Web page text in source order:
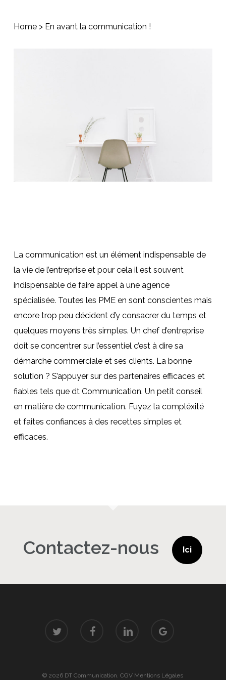
Home> En avant la communication !
La communication est un élément indispensable de
la vie de l’entreprise et pour cela il est souvent
indispensable de faire appel à une agence
spécialisée. Toutes les PME en sont conscientes mais
encore trop peu décident d’y consacrer du temps et
quelques moyens très simples. Un chef d’entreprise
doit se concentrer sur l’essentiel c’est à dire sa
démarche commerciale et ses clients. La bonne
solution ? S’appuyer sur des partenaires efficaces et
fiables tels que dt Communication. Un petit conseil
en matière de communication. Fuyez la compléxité
et faites confiances à des recettes simples et
efficaces.
Contactez-nous Ici
plus
© 2026 DT Communication.CGV Mentions Légales